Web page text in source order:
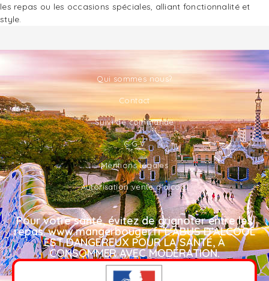
les repas ou les occasions spéciales, alliant fonctionnalité et
style.
Qui sommes nous?
Contact
Suivi de commande
C.G.V
Mentions légales
Autorisation vente d'alcool
Pour votre santé, évitez de grignoter entre les
repas. www.mangerbouger.fr L'ABUS D'ALCOOL
EST DANGEREUX POUR LA SANTÉ, À
CONSOMMER AVEC MODÉRATION.​